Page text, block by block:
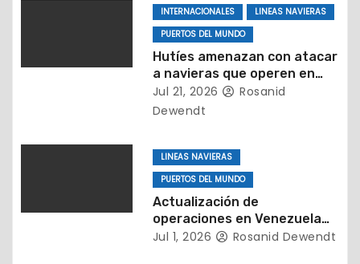
e
INTERNACIONALES
LINEAS NAVIERAS
PUERTOS DEL MUNDO
Hutíes amenazan con atacar
a navieras que operen en
puertos de Arabia Saudita
Jul 21, 2026
Rosanid
Dewendt
LINEAS NAVIERAS
PUERTOS DEL MUNDO
Actualización de
operaciones en Venezuela
tras el impacto del
Jul 1, 2026 Rosanid Dewendt